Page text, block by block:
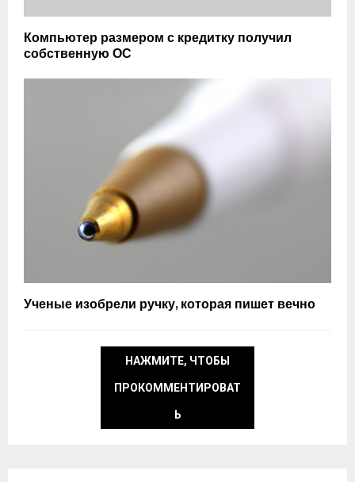
Компьютер размером с кредитку получил
собственную ОС
Ученые изобрели ручку, которая пишет вечно
НАЖМИТЕ, ЧТОБЫ
ПРОКОММЕНТИРОВАТ
Ь